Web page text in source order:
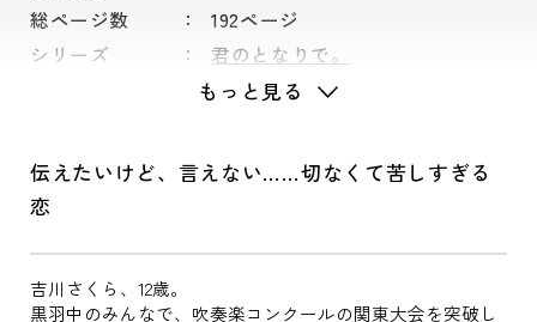
総ページ数
192ページ
シリーズ
君のとなりで。
もっと見る
伝えたいけど、言えない……切なくて苦しすぎる
恋
吉川さくら、12歳。
黒羽中のみんなで、吹奏楽コンクールの関東大会を突破し